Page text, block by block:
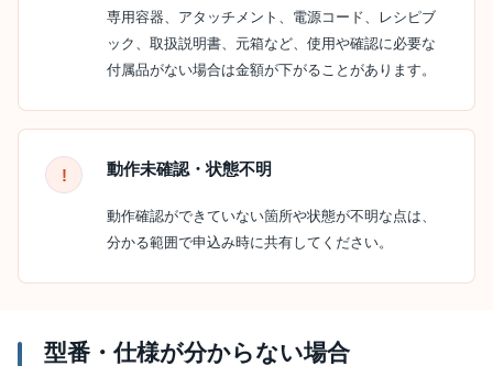
専用容器、アタッチメント、電源コード、レシピブ
ック、取扱説明書、元箱など、使用や確認に必要な
付属品がない場合は金額が下がることがあります。
動作未確認・状態不明
動作確認ができていない箇所や状態が不明な点は、
分かる範囲で申込み時に共有してください。
型番・仕様が分からない場合